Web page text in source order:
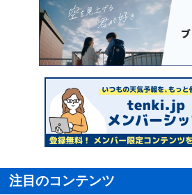
注目のコンテンツ